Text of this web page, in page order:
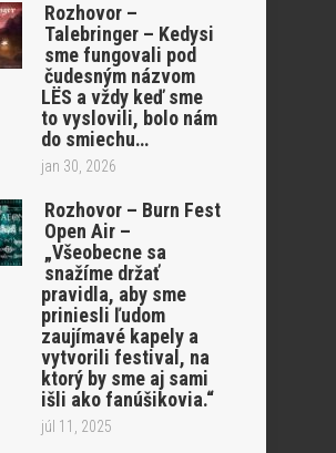
Rozhovor –
Talebringer – Kedysi
sme fungovali pod
čudesným názvom
LËS a vždy keď sme
to vyslovili, bolo nám
do smiechu…
jan 30, 2026
Rozhovor – Burn Fest
Open Air –
„Všeobecne sa
snažíme držať
pravidla, aby sme
priniesli ľudom
zaujímavé kapely a
vytvorili festival, na
ktorý by sme aj sami
išli ako fanúšikovia.“
júl 11, 2025